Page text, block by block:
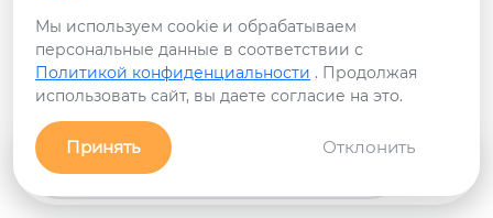
Заявка
Мы используем cookie и обрабатываем
персональные данные в соответствии с
Политикой конфиденциальности . Продолжая
использовать сайт, вы даете согласие на это.
Принять Отклонить